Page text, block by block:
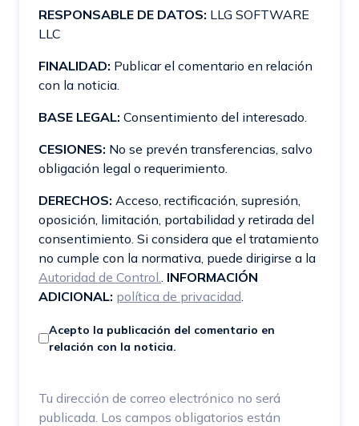
Tu dirección de correo electrónico no será
publicada. Los campos obligatorios están
RESPONSABLE DE DATOS: LLG SOFTWARE
LLC
FINALIDAD: Publicar el comentario en relación
con la noticia.
BASE LEGAL: Consentimiento del interesado.
CESIONES: No se prevén transferencias, salvo
obligación legal o requerimiento.
DERECHOS: Acceso, rectificación, supresión,
oposición, limitación, portabilidad y retirada del
consentimiento. Si considera que el tratamiento
no cumple con la normativa, puede dirigirse a la
Autoridad de Control. INFORMACIÓN
ADICIONAL: política de privacidad
Acepto la publicación del comentario en
relación con la noticia.